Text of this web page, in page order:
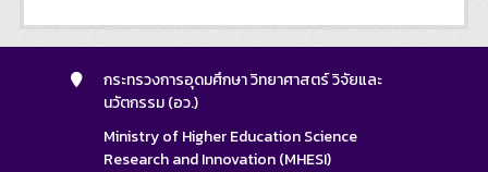
กระทรวงการอุดมศึกษา วิทยาศาสตร์ วิจัยและ
นวัตกรรม (อว.)
Ministry of Higher Education Science
Research and Innovation (MHESI)